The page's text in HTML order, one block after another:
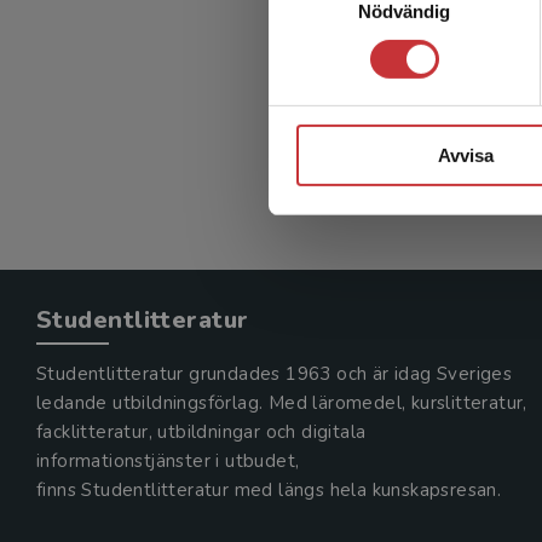
Nödvändig
Avvisa
Studentlitteratur
Studentlitteratur grundades 1963 och är idag Sveriges
ledande utbildningsförlag. Med läromedel, kurslitteratur,
facklitteratur, utbildningar och digitala
informationstjänster i utbudet,
finns Studentlitteratur med längs hela kunskapsresan.